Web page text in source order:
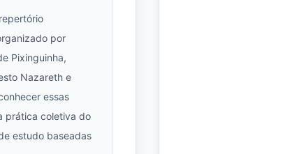
por
Pixinguinha,
Nazareth e
essas
prática coletiva do
estudo baseadas